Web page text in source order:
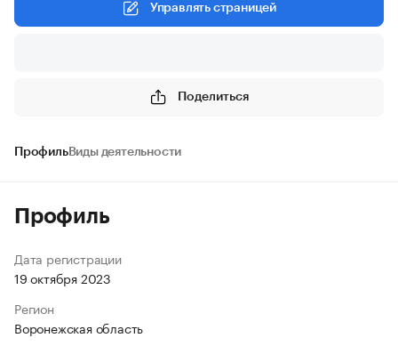
Управлять страницей
Поделиться
ПрофильВиды деятельности
Профиль
Дата регистрации
19 октября 2023
Регион
Воронежская область